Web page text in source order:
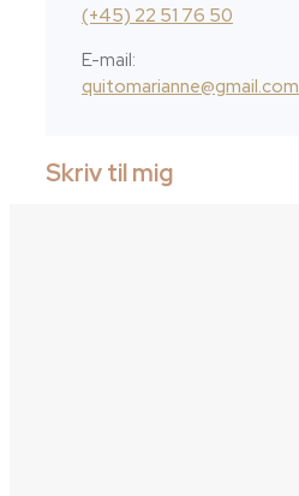
(+45) 22 51 76 50
E-mail:
quitomarianne@gmail.com
Skriv til mig